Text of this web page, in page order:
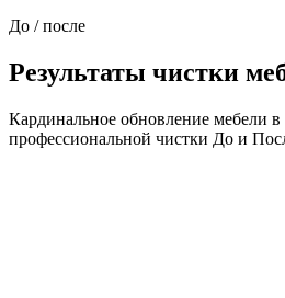
До / после
Результаты чистки
Кардинальное обновление мебели
профессиональной чистки До и